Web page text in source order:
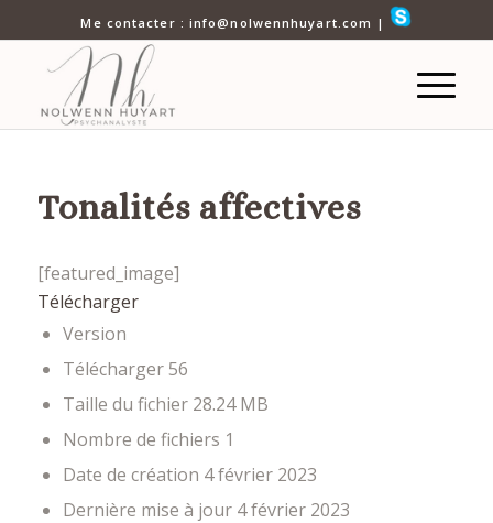
Me contacter : info@nolwennhuyart.com |
Tonalités affectives
[featured_image]
Télécharger
Version
Télécharger56
Taille du fichier 28.24 MB
Nombre de fichiers 1
Date de création 4 février 2023
Dernière mise à jour 4 février 2023